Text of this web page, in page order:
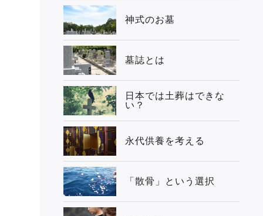
神式のお墓
墓誌とは
日本では土葬はできな
い？
永代供養を考える
「散骨」という選択